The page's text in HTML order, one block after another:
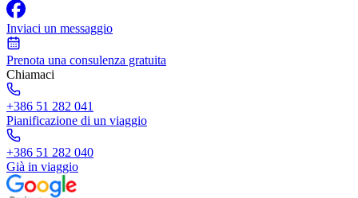
Inviaci un messaggio
Prenota una consulenza gratuita
Chiamaci
+386 51 282 041
Pianificazione di un viaggio
+386 51 282 040
Già in viaggio